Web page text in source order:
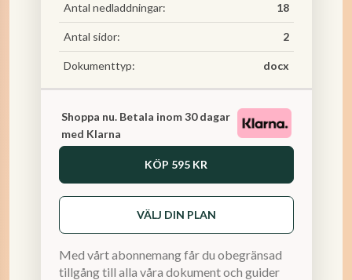
Antal nedladdningar: 18
Antal sidor: 2
Dokumenttyp: docx
Shoppa nu. Betala inom 30 dagar
med Klarna
KÖP 595 KR
VÄLJ DIN PLAN
Med vårt abonnemang får du obegränsad
tillgång till alla våra dokument och guider